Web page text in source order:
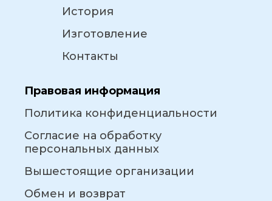
История
Изготовление
Контакты
Правовая информация
Политика конфиденциальности
Согласие на обработку
персональных данных
Вышестоящие организации
Обмен и возврат